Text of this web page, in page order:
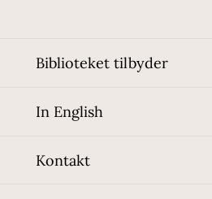
Biblioteket tilbyder
In English
Kontakt